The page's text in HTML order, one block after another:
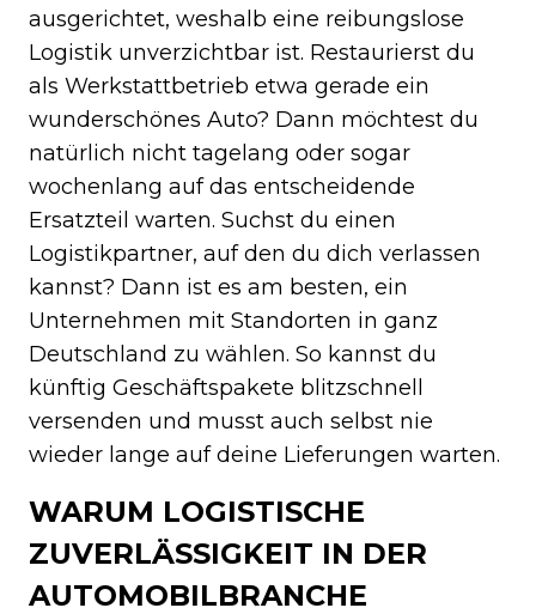
ausgerichtet, weshalb eine reibungslose
Logistik unverzichtbar ist. Restaurierst du
als Werkstattbetrieb etwa gerade ein
wunderschönes Auto? Dann möchtest du
natürlich nicht tagelang oder sogar
wochenlang auf das entscheidende
Ersatzteil warten. Suchst du einen
Logistikpartner, auf den du dich verlassen
kannst? Dann ist es am besten, ein
Unternehmen mit Standorten in ganz
Deutschland zu wählen. So kannst du
künftig Geschäftspakete blitzschnell
versenden und musst auch selbst nie
wieder lange auf deine Lieferungen warten.
WARUM LOGISTISCHE
ZUVERLÄSSIGKEIT IN DER
AUTOMOBILBRANCHE